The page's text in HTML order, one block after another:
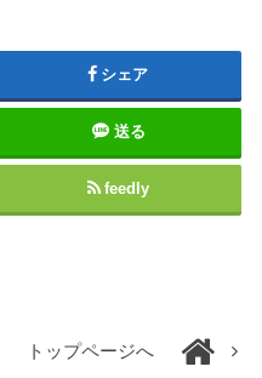
シェア
送る
feedly
トップページへ